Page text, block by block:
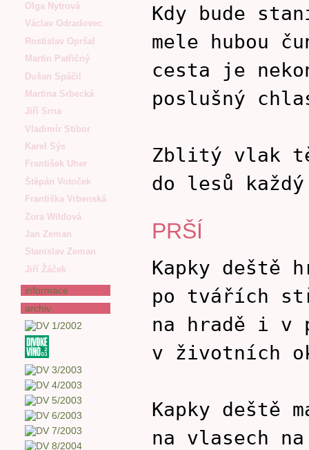
Olga Nytrová
Václav Odradovec
Rostislav Opršal
Martin Patřičný
Dušan Spáčil
Martina Srbecká
Jiří Srna
Vladimír Stibor
Karel Sýs
František Uher
Štěpán Votoček
Františka Vrbenská
Zora Wildová
Jan Zeman
Stanislav Zeman
Jiří Žáček
informace
archiv
Kdy bude
mele hubou
cesta je
poslušný
Zblitý vlak
do lesů
PRŠÍ
Kapky deště
po tvářích
na hradě i v
v životních
Kapky deště
na vlasech